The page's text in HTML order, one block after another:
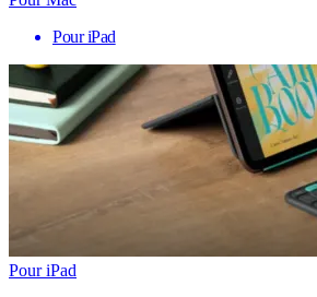
Pour iPad
Pour iPad